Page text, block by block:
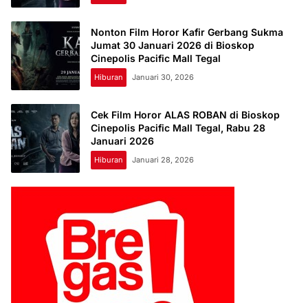
Nonton Film Horor Kafir Gerbang Sukma
Jumat 30 Januari 2026 di Bioskop
Cinepolis Pacific Mall Tegal
Hiburan Januari 30, 2026
Cek Film Horor ALAS ROBAN di Bioskop
Cinepolis Pacific Mall Tegal, Rabu 28
Januari 2026
Hiburan Januari 28, 2026